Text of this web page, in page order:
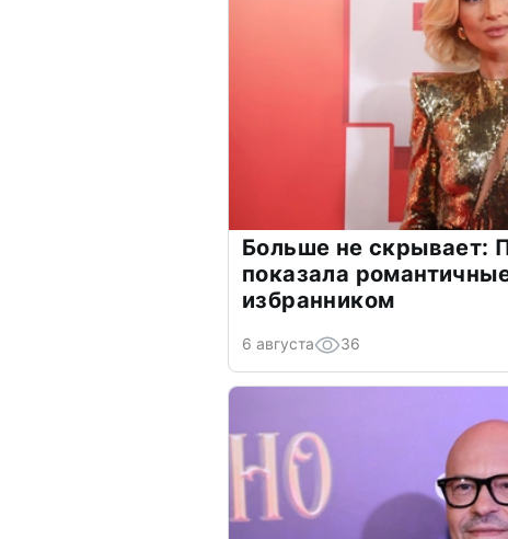
Больше не скрывает:
показала
избранником
6 августа 36